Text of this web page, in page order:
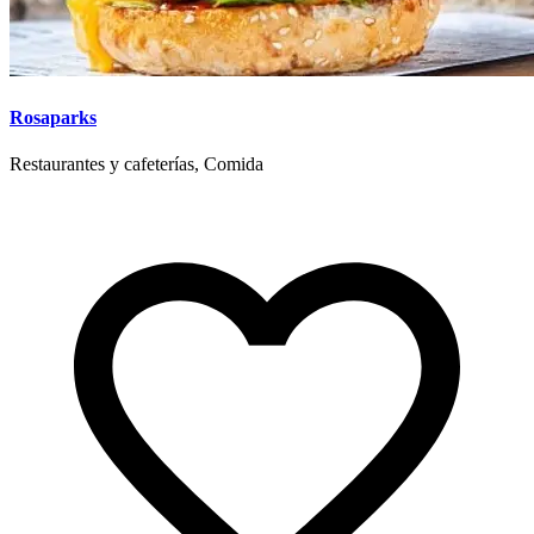
Rosaparks
Restaurantes y cafeterías, Comida